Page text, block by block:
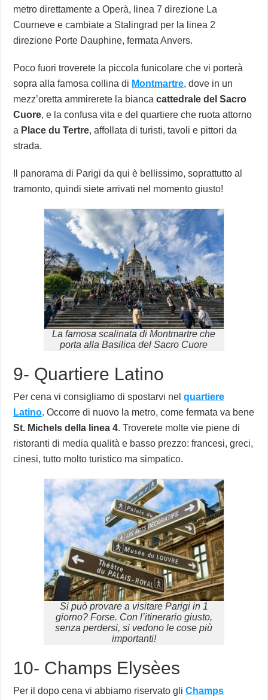
metro direttamente a Operà, linea 7 direzione La
Courneve e cambiate a Stalingrad per la linea 2
direzione Porte Dauphine, fermata Anvers.
Poco fuori troverete la piccola funicolare che vi porterà
sopra alla famosa collina di Montmartre, dove in un
mezz’oretta ammirerete la biancacattedrale del Sacro
Cuore, e la confusa vita e del quartiere che ruota attorno
a Place du Tertre, affollata di turisti, tavoli e pittori da
strada.
Il panorama di Parigi da qui è bellissimo, soprattutto al
tramonto, quindi siete arrivati nel momento giusto!
La famosa scalinata di Montmartre che
porta alla Basilica del Sacro Cuore
9- Quartiere Latino
Per cena vi consigliamo di spostarvi nelquartiere
Latino. Occorre di nuovo la metro, come fermata va bene
St. Michels della linea 4. Troverete molte vie piene di
ristoranti di media qualità e basso prezzo: francesi, greci,
cinesi, tutto molto turistico ma simpatico.
Si può provare a visitare Parigi in 1
giorno? Forse. Con l’itinerario giusto,
senza perdersi, si vedono le cose più
importanti!
10- Champs Elysèes
Per il dopo cena vi abbiamo riservato gliChamps